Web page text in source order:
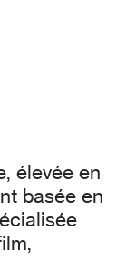
élevée en
basée en